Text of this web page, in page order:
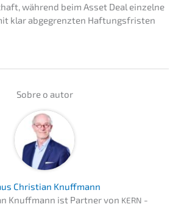
während beim Asset Deal einzel­ne
klar abgegrenz­ten Haftungs­fris­ten
Sobre o autor
Chris­ti­an Knuffmann
Knuff­mann ist Partner von KERN -